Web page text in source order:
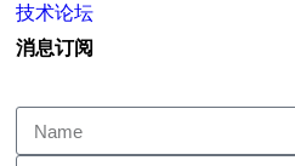
技术论坛
消息订阅